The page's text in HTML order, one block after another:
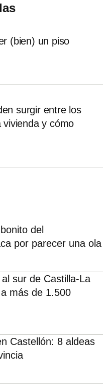
(bien) un piso
surgir entre los
vivienda y cómo
del
por parecer una ola
sur de Castilla-La
más de 1.500
Castellón: 8 aldeas